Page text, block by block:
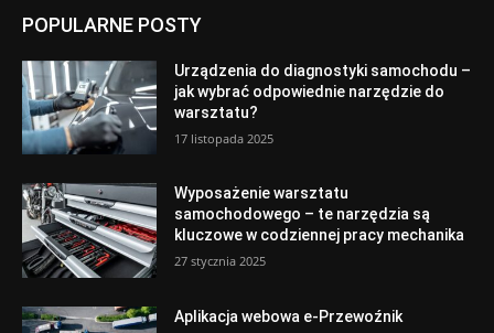
POPULARNE POSTY
Urządzenia do diagnostyki samochodu –
jak wybrać odpowiednie narzędzie do
warsztatu?
17 listopada 2025
Wyposażenie warsztatu
samochodowego – te narzędzia są
kluczowe w codziennej pracy mechanika
27 stycznia 2025
Aplikacja webowa e-Przewoźnik